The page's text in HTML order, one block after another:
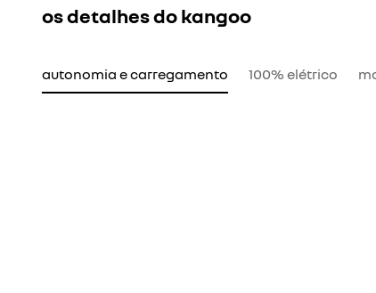
os detalhes do kangoo
autonomia e carregamento 100% elétrico